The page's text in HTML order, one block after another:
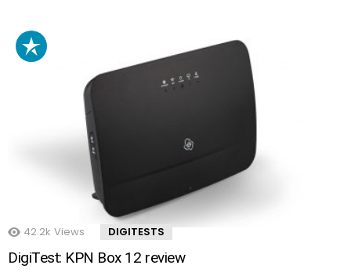
42.2k Views DIGITESTS
DigiTest: KPN Box 12 review